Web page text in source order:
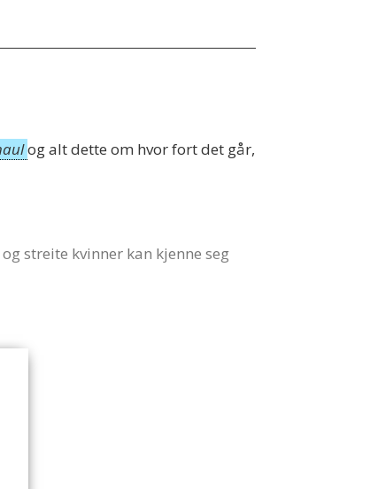
og alt dette om hvor fort det går,
streite kvinner kan kjenne seg